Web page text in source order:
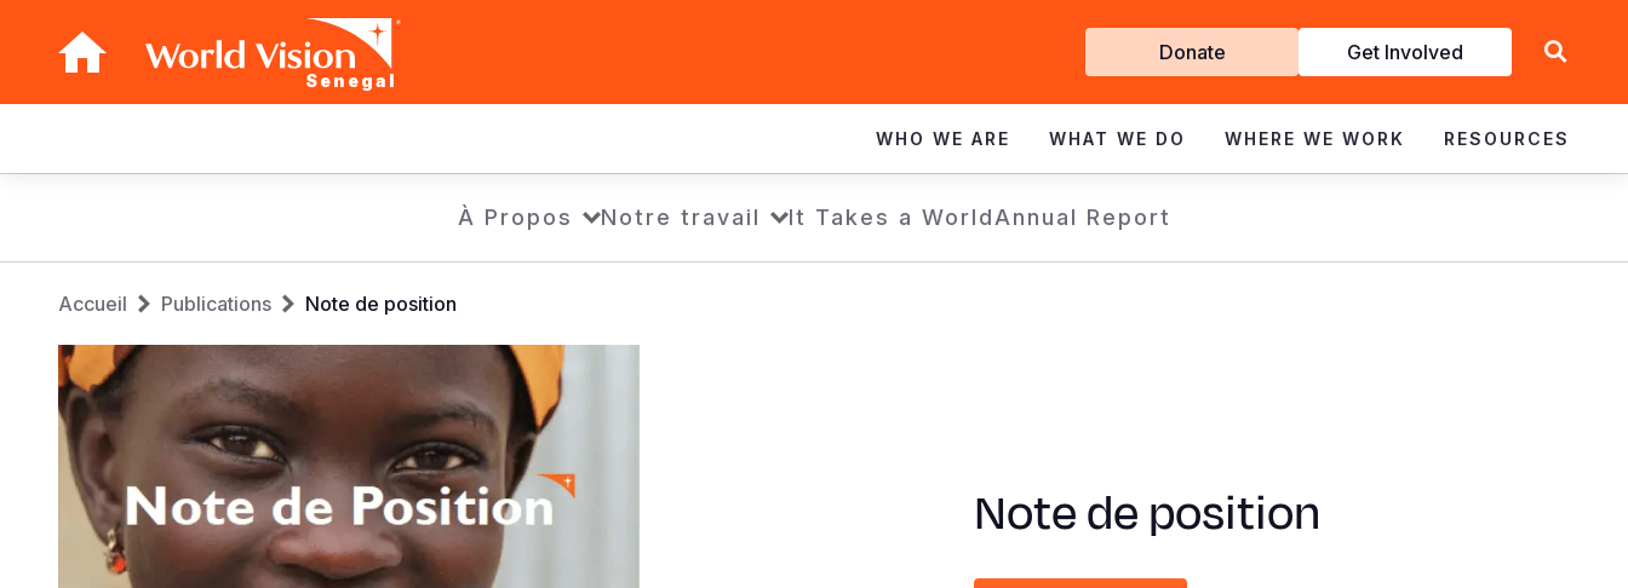
Senegal
Get
Involved
Donate Get Involved
navigation
WHO WE ARE WHAT WE DO WHERE WE WORK RESOURCES
À Propos Notre travail It Takes a WorldAnnual Report
Fil
d'Ariane
Accueil Publications Note de position
Note de position